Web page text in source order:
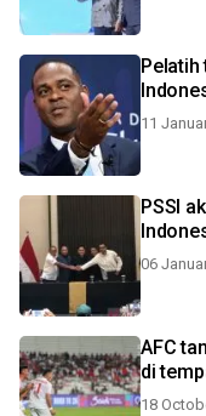
Pelatih
11
PSSI
06
AFC
di
18